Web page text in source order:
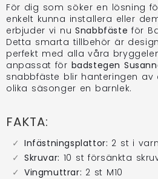
För dig som söker en lösning
enkelt kunna installera eller
erbjuder vi nuSnabbfäste för
Detta smarta tillbehör är
perfekt med alla våra
anpassat för badstegen
snabbfäste blir hanteringen
olika säsonger en barnlek.
FAKTA:
Infästningsplattor: 2 st i
Skruvar: 10 st försänkta
Vingmuttrar: 2 st M10